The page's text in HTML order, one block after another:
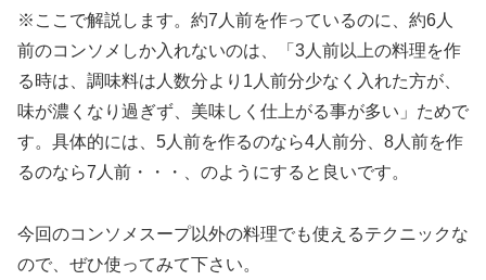
※ここで解説します。約7人前を作っているのに、約6人
前のコンソメしか入れないのは、「3人前以上の料理を作
る時は、調味料は人数分より1人前分少なく入れた方が、
味が濃くなり過ぎず、美味しく仕上がる事が多い」ためで
す。具体的には、5人前を作るのなら4人前分、8人前を作
るのなら7人前・・・、のようにすると良いです。
今回のコンソメスープ以外の料理でも使えるテクニックな
ので、ぜひ使ってみて下さい。